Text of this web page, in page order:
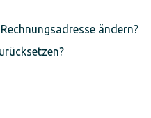
ändern?